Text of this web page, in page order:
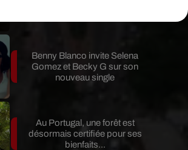
Benny Blanco invite Selena
Gomez et Becky G sur son
nouveau single
Au Portugal, une forêt est
désormais certifiée pour ses
bienfaits...